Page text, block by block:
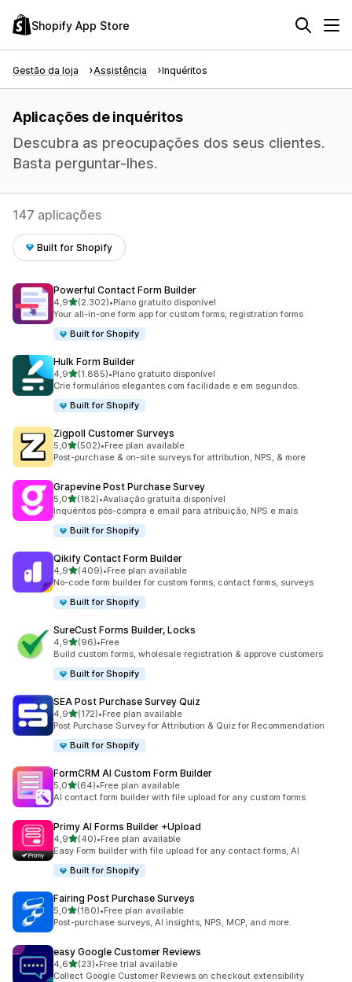
Shopify App Store
Gestão da loja Assistência Inquéritos
Aplicações de inquéritos
Descubra as preocupações dos seus clientes.
Basta perguntar-lhes.
147 aplicações
Built for Shopify
Powerful Contact Form Builder
4,9de 5 estrelas
(2.302)
2302 total de avaliações
•Plano gratuito disponível
Your all-in-one form app for custom forms, registration forms
Built for Shopify
Hulk Form Builder
4,9de 5 estrelas
(1.885)
1885 total de avaliações
•Plano gratuito disponível
Crie formulários elegantes com facilidade e em segundos.
Built for Shopify
Zigpoll Customer Surveys
5,0de 5 estrelas
(502)
502 total de avaliações
•Free plan available
Post-purchase & on-site surveys for attribution, NPS, & more
Grapevine Post Purchase Survey
5,0de 5 estrelas
(182)
182 total de avaliações
•Avaliação gratuita disponível
Inquéritos pós-compra e email para atribuição, NPS e mais
Built for Shopify
Qikify Contact Form Builder
4,9de 5 estrelas
(409)
409 total de avaliações
•Free plan available
No-code form builder for custom forms, contact forms, surveys
Built for Shopify
SureCust Forms Builder, Locks
4,9de 5 estrelas
(96)
96 total de avaliações
•Free
Build custom forms, wholesale registration & approve customers
Built for Shopify
SEA Post Purchase Survey Quiz
4,9de 5 estrelas
(172)
172 total de avaliações
•Free plan available
Post Purchase Survey for Attribution & Quiz for Recommendation
Built for Shopify
FormCRM AI Custom Form Builder
5,0de 5 estrelas
(64)
64 total de avaliações
•Free plan available
AI contact form builder with file upload for any custom forms
Primy AI Forms Builder +Upload
4,9de 5 estrelas
(40)
40 total de avaliações
•Free plan available
Easy Form builder with file upload for any contact forms, AI
Built for Shopify
Fairing Post Purchase Surveys
5,0de 5 estrelas
(180)
180 total de avaliações
•Free plan available
Post-purchase surveys, AI insights, NPS, MCP, and more.
easy Google Customer Reviews
4,6de 5 estrelas
(23)
23 total de avaliações
•Free trial available
Collect Google Customer Reviews on checkout extensibility